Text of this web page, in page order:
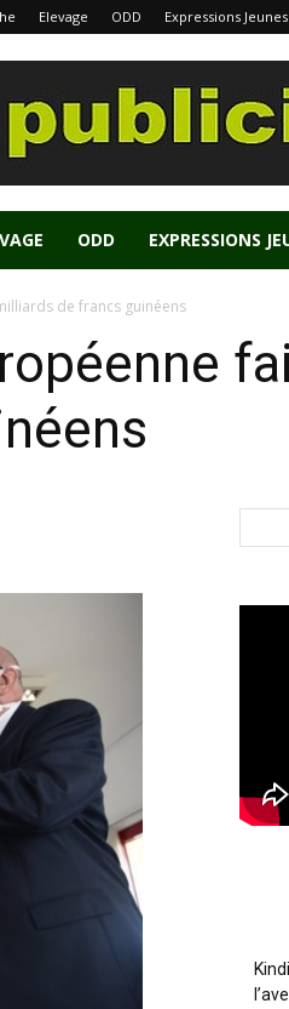
Elevage ODD Expressions Jeunes
ODD EXPRESSIONS
de francs guinéens